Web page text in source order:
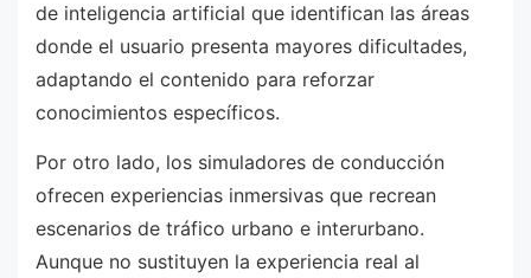
de inteligencia artificial que identifican las áreas
donde el usuario presenta mayores dificultades,
adaptando el contenido para reforzar
conocimientos específicos.
Por otro lado, los simuladores de conducción
ofrecen experiencias inmersivas que recrean
escenarios de tráfico urbano e interurbano.
Aunque no sustituyen la experiencia real al